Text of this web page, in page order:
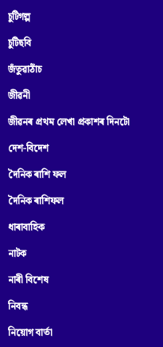
চুটিগল্প
চুটিছবি
জঁতুৱাঠাঁচ
জীৱনী
জীৱনৰ প্ৰথম লেখা প্ৰকাশৰ দিনটো
দেশ-বিদেশ
দৈনিক ৰাশি ফল
দৈনিক ৰাশিফল
ধাৰাবাহিক
নাটক
নাৰী বিশেষ
নিবন্ধ
নিয়োগ বাৰ্তা